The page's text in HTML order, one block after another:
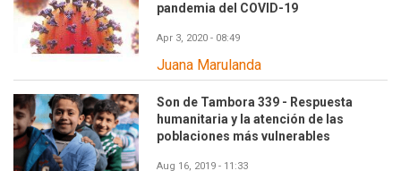
pandemia del COVID-19
Apr 3, 2020 - 08:49
Juana Marulanda
Son de Tambora 339 - Respuesta
humanitaria y la atención de las
poblaciones más vulnerables
Aug 16, 2019 - 11:33